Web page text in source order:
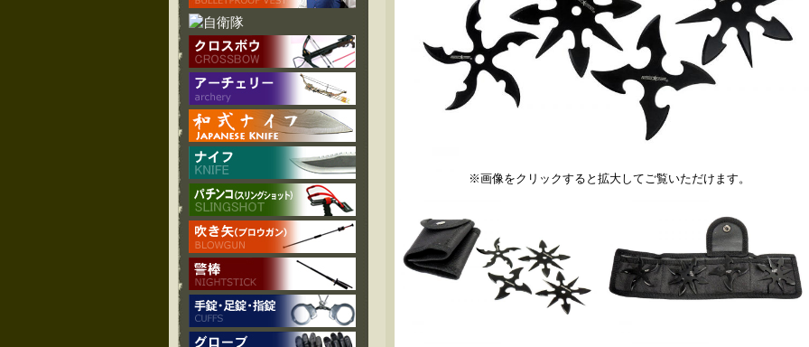
※画像をクリックすると拡大してご覧いただけます。